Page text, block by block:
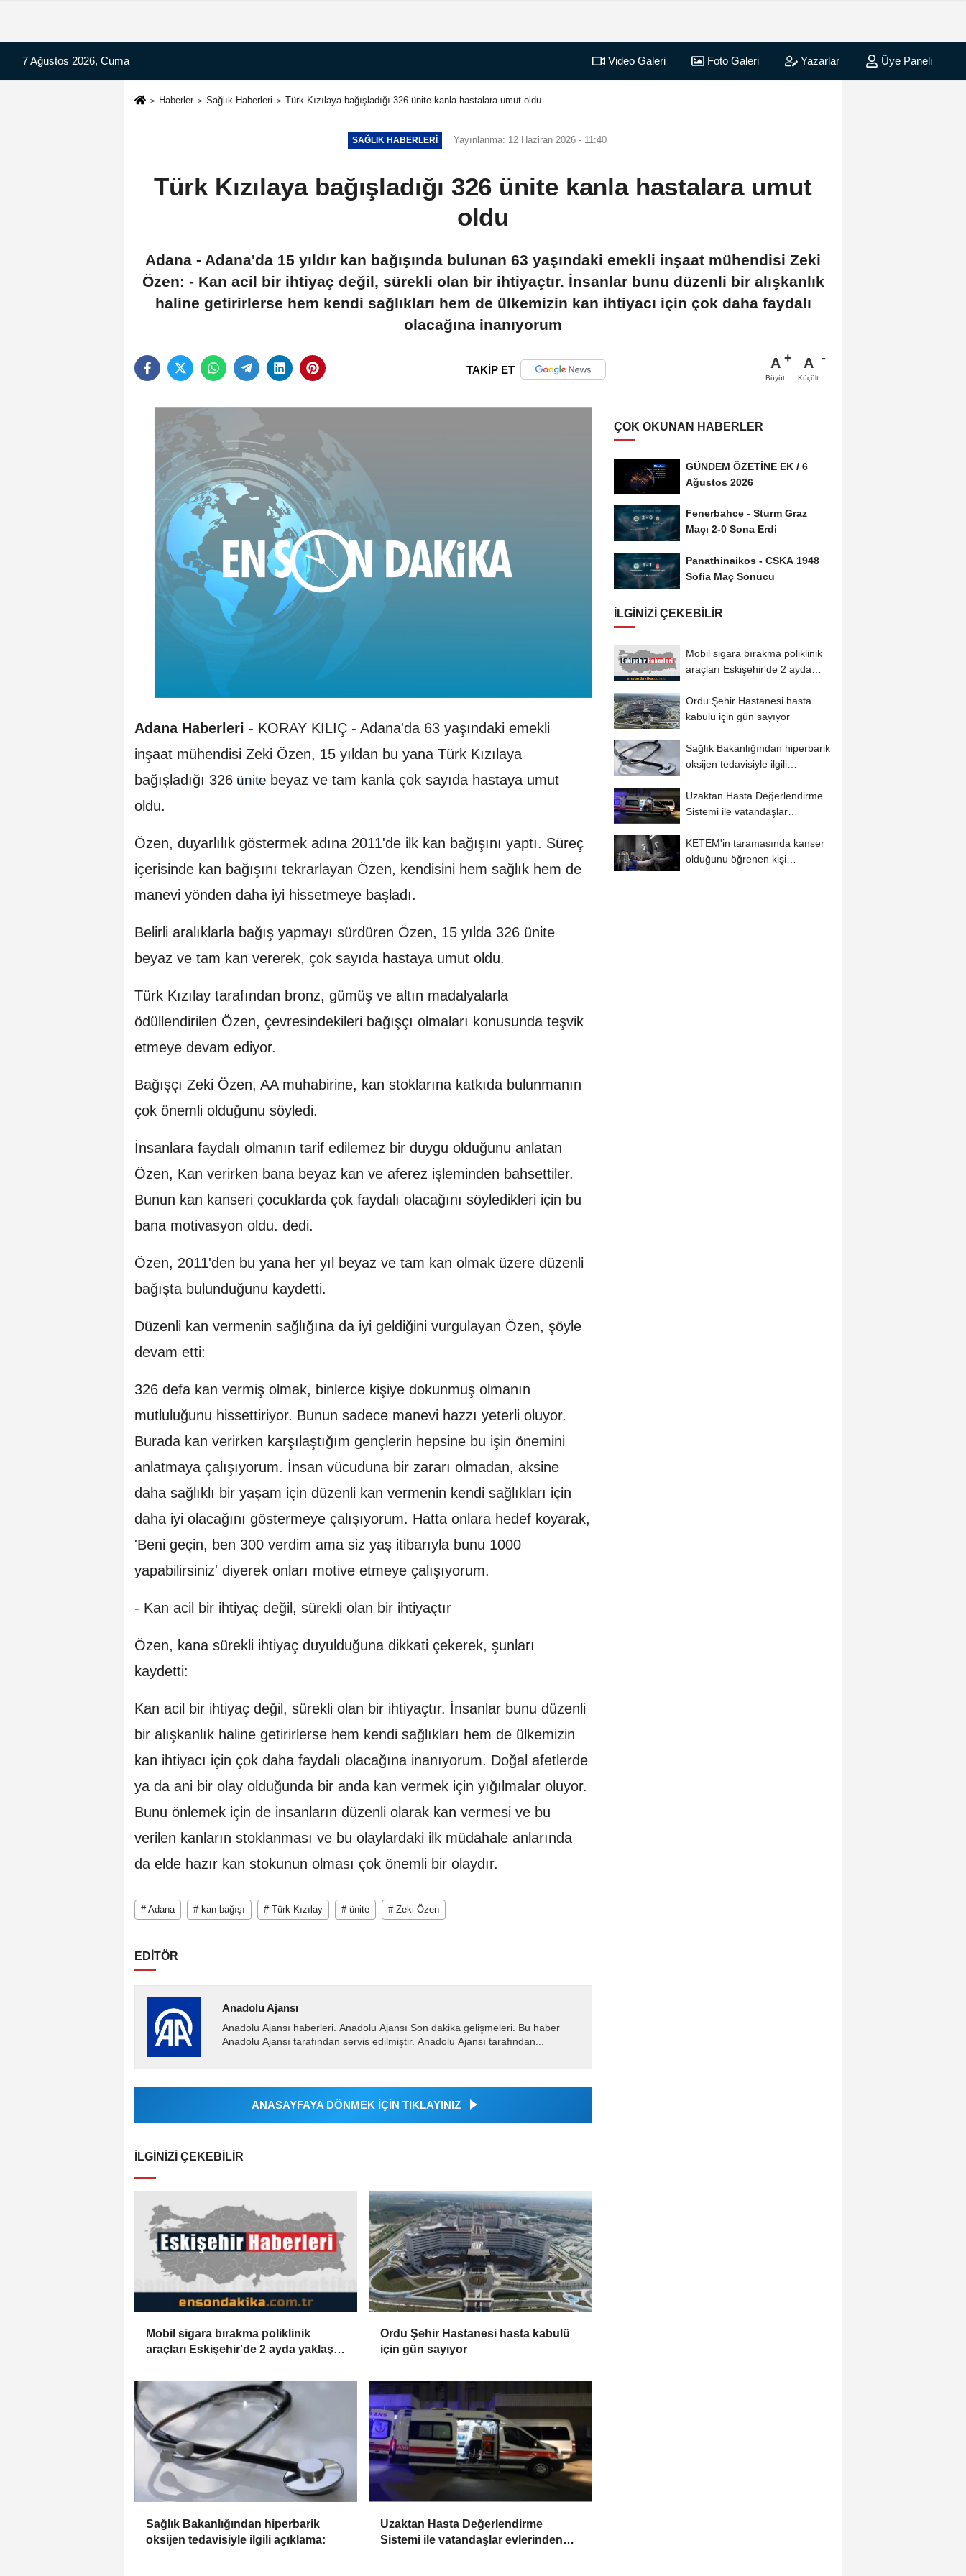
7 Ağustos 2026, Cuma Video Galeri Foto Galeri Yazarlar Üye Paneli
Haberler Sağlık Haberleri Türk Kızılaya bağışladığı 326 ünite kanla hastalara umut oldu
SAĞLIK HABERLERI Yayınlanma: 12 Haziran 2026 - 11:40
Türk Kızılaya bağışladığı 326 ünite kanla hastalara umut
oldu
Adana - Adana'da 15 yıldır kan bağışında bulunan 63 yaşındaki emekli inşaat mühendisi Zeki
Özen: - Kan acil bir ihtiyaç değil, sürekli olan bir ihtiyaçtır. İnsanlar bunu düzenli bir alışkanlık
haline getirirlerse hem kendi sağlıkları hem de ülkemizin kan ihtiyacı için çok daha faydalı
olacağına inanıyorum
TAKİP ET A
Büyüt
A
Küçült
Adana Haberleri - KORAY KILIÇ - Adana'da 63 yaşındaki emekli
inşaat mühendisi Zeki Özen, 15 yıldan bu yana Türk Kızılaya
bağışladığı 326 ünite beyaz ve tam kanla çok sayıda hastaya umut
oldu.
Özen, duyarlılık göstermek adına 2011'de ilk kan bağışını yaptı. Süreç
içerisinde kan bağışını tekrarlayan Özen, kendisini hem sağlık hem de
manevi yönden daha iyi hissetmeye başladı.
Belirli aralıklarla bağış yapmayı sürdüren Özen, 15 yılda 326 ünite
beyaz ve tam kan vererek, çok sayıda hastaya umut oldu.
Türk Kızılay tarafından bronz, gümüş ve altın madalyalarla
ödüllendirilen Özen, çevresindekileri bağışçı olmaları konusunda teşvik
etmeye devam ediyor.
Bağışçı Zeki Özen, AA muhabirine, kan stoklarına katkıda bulunmanın
çok önemli olduğunu söyledi.
İnsanlara faydalı olmanın tarif edilemez bir duygu olduğunu anlatan
Özen, Kan verirken bana beyaz kan ve aferez işleminden bahsettiler.
Bunun kan kanseri çocuklarda çok faydalı olacağını söyledikleri için bu
bana motivasyon oldu. dedi.
Özen, 2011'den bu yana her yıl beyaz ve tam kan olmak üzere düzenli
bağışta bulunduğunu kaydetti.
Düzenli kan vermenin sağlığına da iyi geldiğini vurgulayan Özen, şöyle
devam etti:
326 defa kan vermiş olmak, binlerce kişiye dokunmuş olmanın
mutluluğunu hissettiriyor. Bunun sadece manevi hazzı yeterli oluyor.
Burada kan verirken karşılaştığım gençlerin hepsine bu işin önemini
anlatmaya çalışıyorum. İnsan vücuduna bir zararı olmadan, aksine
daha sağlıklı bir yaşam için düzenli kan vermenin kendi sağlıkları için
daha iyi olacağını göstermeye çalışıyorum. Hatta onlara hedef koyarak,
'Beni geçin, ben 300 verdim ama siz yaş itibarıyla bunu 1000
yapabilirsiniz' diyerek onları motive etmeye çalışıyorum.
- Kan acil bir ihtiyaç değil, sürekli olan bir ihtiyaçtır
Özen, kana sürekli ihtiyaç duyulduğuna dikkati çekerek, şunları
kaydetti:
Kan acil bir ihtiyaç değil, sürekli olan bir ihtiyaçtır. İnsanlar bunu düzenli
bir alışkanlık haline getirirlerse hem kendi sağlıkları hem de ülkemizin
kan ihtiyacı için çok daha faydalı olacağına inanıyorum. Doğal afetlerde
ya da ani bir olay olduğunda bir anda kan vermek için yığılmalar oluyor.
Bunu önlemek için de insanların düzenli olarak kan vermesi ve bu
verilen kanların stoklanması ve bu olaylardaki ilk müdahale anlarında
da elde hazır kan stokunun olması çok önemli bir olaydır.
# Adana # kan bağışı # Türk Kızılay # ünite # Zeki Özen
EDİTÖR
Anadolu Ajansı
Anadolu Ajansı haberleri. Anadolu Ajansı Son dakika gelişmeleri. Bu haber
Anadolu Ajansı tarafından servis edilmiştir. Anadolu Ajansı tarafından...
ANASAYFAYA DÖNMEK İÇİN TIKLAYINIZ
İLGINIZI ÇEKEBILIR
Mobil sigara bırakma poliklinik
araçları Eskişehir'de 2 ayda yaklaşık
Ordu Şehir Hastanesi hasta kabulü
için gün sayıyor
Sağlık Bakanlığından hiperbarik
oksijen tedavisiyle ilgili açıklama:
Uzaktan Hasta Değerlendirme
Sistemi ile vatandaşlar evlerinden
ÇOK OKUNAN HABERLER
GÜNDEM ÖZETİNE EK / 6
Ağustos 2026
Fenerbahce - Sturm Graz
Maçı 2-0 Sona Erdi
Panathinaikos - CSKA 1948
Sofia Maç Sonucu
İLGINIZI ÇEKEBILIR
Mobil sigara bırakma poliklinik
araçları Eskişehir'de 2 ayda
Ordu Şehir Hastanesi hasta
kabulü için gün sayıyor
Sağlık Bakanlığından hiperbarik
oksijen tedavisiyle ilgili
Uzaktan Hasta Değerlendirme
Sistemi ile vatandaşlar
KETEM'in taramasında kanser
olduğunu öğrenen kişi